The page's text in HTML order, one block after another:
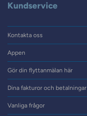
Kundservice
Kontakta oss
Appen
Gör din flyttanmälan här
Dina fakturor och betalningar
Vanliga frågor